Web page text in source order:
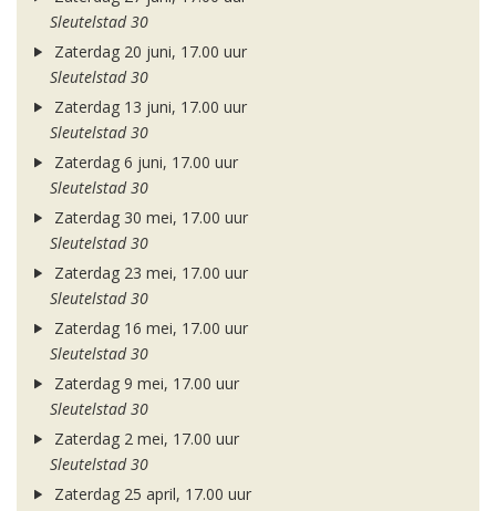
Sleutelstad 30
Zaterdag 20 juni, 17.00 uur
Sleutelstad 30
Zaterdag 13 juni, 17.00 uur
Sleutelstad 30
Zaterdag 6 juni, 17.00 uur
Sleutelstad 30
Zaterdag 30 mei, 17.00 uur
Sleutelstad 30
Zaterdag 23 mei, 17.00 uur
Sleutelstad 30
Zaterdag 16 mei, 17.00 uur
Sleutelstad 30
Zaterdag 9 mei, 17.00 uur
Sleutelstad 30
Zaterdag 2 mei, 17.00 uur
Sleutelstad 30
Zaterdag 25 april, 17.00 uur